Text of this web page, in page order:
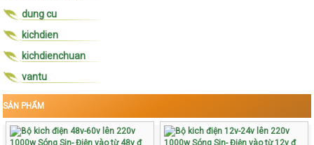
dung cu
kichdien
kichdienchuan
vantu
SẢN PHẨM